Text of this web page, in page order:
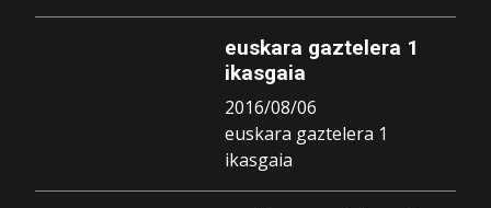
euskara gaztelera 1
ikasgaia
2016/08/06
euskara gaztelera 1
ikasgaia